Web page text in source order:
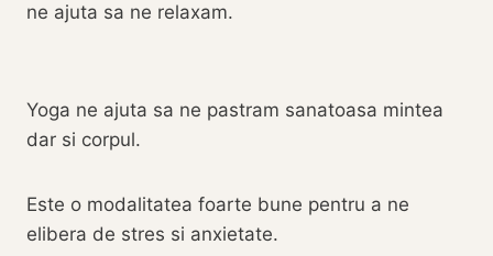
ne ajuta sa ne relaxam.
Yoga ne ajuta sa ne pastram sanatoasa mintea
dar si corpul.
Este o modalitatea foarte bune pentru a ne
elibera de stres si anxietate.